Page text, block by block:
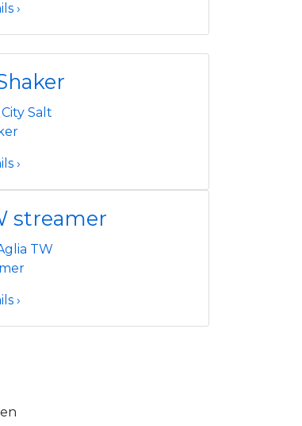
›
›
streamer
›